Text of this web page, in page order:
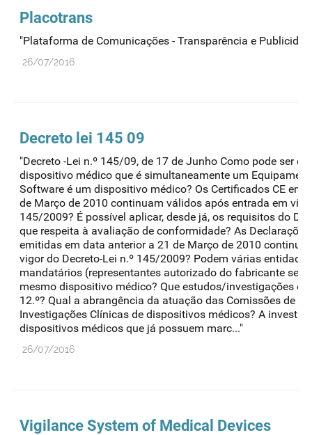
Placotrans
"Plataforma de Comunicações - Transparência e
26/07/2016
Decreto lei 145 09
"Decreto -Lei n.º 145/09, de 17 de Junho Como pode ser
dispositivo médico que é simultaneamente um
Software é um dispositivo médico? Os Certificados CE
de Março de 2010 continuam válidos após entrada em
145/2009? É possível aplicar, desde já, os requisitos do
que respeita à avaliação de conformidade? As
emitidas em data anterior a 21 de Março de 2010
vigor do Decreto-Lei n.º 145/2009? Podem várias
mandatários (representantes autorizado do fabricante
mesmo dispositivo médico? Que estudos/investigações
12.º? Qual a abrangência da atuação das Comissões de
Investigações Clínicas de dispositivos médicos? A
dispositivos médicos que já possuem marc..."
26/07/2016
Vigilance System of Medical Devices